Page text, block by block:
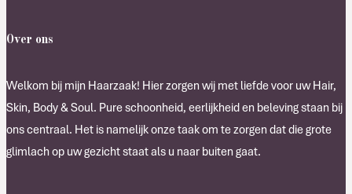
Over ons
Welkom bij mijn Haarzaak! Hier zorgen wij met liefde voor uw Hair,
Skin, Body & Soul. Pure schoonheid, eerlijkheid en beleving staan bij
ons centraal. Het is namelijk onze taak om te zorgen dat die grote
glimlach op uw gezicht staat als u naar buiten gaat.